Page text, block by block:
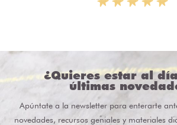
¿Quieres estar al
últimas
Apúntate a la newsletter para enterarte
novedades, recursos geniales y materiales